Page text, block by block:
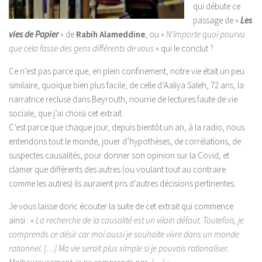
qui débute ce
passage de «Les
vies de Papier» de Rabih Alameddine, ou «N’importe quoi pourvu
que cela fasse des gens différents de vous » qui le conclut ?
Ce n’est pas parce que, en plein confinement, notre vie était un peu
similaire, quoique bien plus facile, de celle d’Aaliya Saleh, 72 ans, la
narratrice recluse dans Beyrouth, nourrie de lectures faute de vie
sociale, que j’ai choisi cet extrait.
C’est parce que chaque jour, depuis bientôt un an, à la radio, nous
entendons tout le monde, jouer d’hypothèses, de corrélations, de
suspectes causalités, pour donner son opinion sur la Covid, et
clamer que différents des autres (ou voulant tout au contraire
comme les autres) ils auraient pris d’autres décisions pertinentes.
Je vous laisse donc écouter la suite de cet extrait qui commence
ainsi : « La recherche de la causalité est un vilain défaut. Toutefois, je
comprends ce désir car moi aussi je souhaite vivre dans un monde
rationnel. […] Ma vie serait plus simple si je pouvais rationaliser.